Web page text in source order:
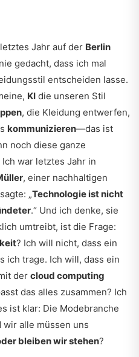
Jahr auf der Berlin
gedacht, dass ich mal
entscheiden lasse.
KI die unseren Stil
, die Kleidung entwerfen,
kommunizieren—das ist
noch diese ganze
Ich war letztes Jahr in
, einer nachhaltigen
„Technologie ist nicht
.“ Und ich denke, sie
umtreibt, ist die Frage:
? Ich will nicht, dass ein
ich trage. Ich will, dass ein
der cloud computing
das alles zusammen? Ich
ist klar: Die Modebranche
wir alle müssen uns
bleiben wir stehen?